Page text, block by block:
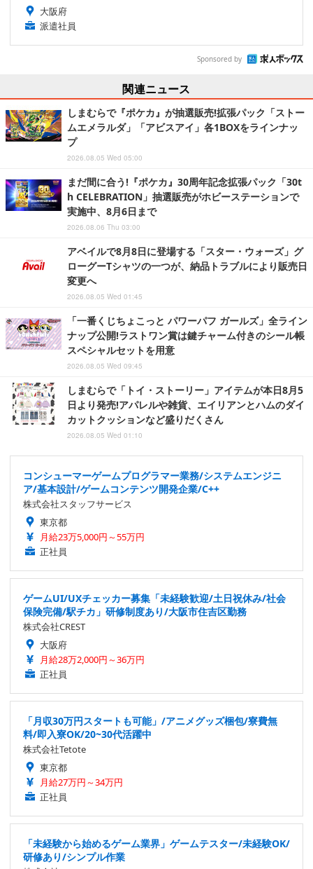
大阪府
派遣社員
Sponsored by
関連ニュース
しまむらで『ポケカ』が抽選販売!拡張パック「ストー
ムエメラルダ」「アビスアイ」各1BOXをラインナッ
プ
2026.08.05 Wed 05:00
まだ間に合う!『ポケカ』30周年記念拡張パック「30t
h CELEBRATION」抽選販売がホビーステーションで
実施中、8月6日まで
2026.08.06 Thu 03:00
アベイルで8月8日に登場する「スター・ウォーズ」グ
ローグーTシャツの一つが、納品トラブルにより販売日
変更へ
2026.08.05 Wed 01:45
「一番くじちょこっと パワーパフ ガールズ」全ライン
ナップ公開!ラストワン賞は鍵チャーム付きのシール帳
スペシャルセットを用意
2026.08.05 Wed 09:45
しまむらで「トイ・ストーリー」アイテムが本日8月5
日より発売!アパレルや雑貨、エイリアンとハムのダイ
カットクッションなど盛りだくさん
2026.08.05 Wed 01:10
コンシューマーゲームプログラマー業務/システムエンジニ
ア/基本設計/ゲームコンテンツ開発企業/C++
株式会社スタッフサービス
東京都
月給23万5,000円～55万円
正社員
ゲームUI/UXチェッカー募集「未経験歓迎/土日祝休み/社会
保険完備/駅チカ」研修制度あり/大阪市住吉区勤務
株式会社CREST
大阪府
月給28万2,000円～36万円
正社員
「月収30万円スタートも可能」/アニメグッズ梱包/寮費無
料/即入寮OK/20~30代活躍中
株式会社Tetote
東京都
月給27万円～34万円
正社員
「未経験から始めるゲーム業界」ゲームテスター/未経験OK/
研修あり/シンプル作業